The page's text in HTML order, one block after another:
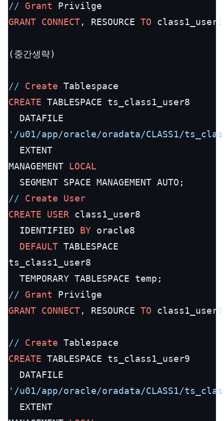
// Grant
GRANT CONNECT, RESOURCE TO
(중간생략)
// Create
CREATE TABLESPACE ts_class1_user8
'/u01/app/oracle/oradata/CLASS1/
  EXTENT
MANAGEMENT LOCAL
// Create
User
CREATE
USER class1_user8
  IDENTIFIED
BY oracle8
DEFAULT TABLESPACE
ts_class1_user8
// Grant
GRANT CONNECT, RESOURCE TO
// Create
CREATE TABLESPACE ts_class1_user9
'/u01/app/oracle/oradata/CLASS1/
  EXTENT